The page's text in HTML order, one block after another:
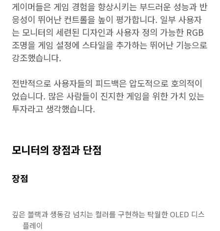
게이머들은 게임 경험을 향상시키는 부드러운 성능과 반
응성이 뛰어난 컨트롤을 높이 평가합니다. 일부 사용자
는 모니터의 세련된 디자인과 사용자 정의 가능한 RGB
조명을 게임 설정에 스타일을 추가하는 뛰어난 기능으로
강조했습니다.
전반적으로 사용자들의 피드백은 압도적으로 호의적이
었습니다. 많은 사람들이 진지한 게임을 위한 가치 있는
투자라고 생각했습니다.
모니터의 장점과 단점
장점
깊은 블랙과 생동감 넘치는 컬러를 구현하는 탁월한 OLED 디스
플레이